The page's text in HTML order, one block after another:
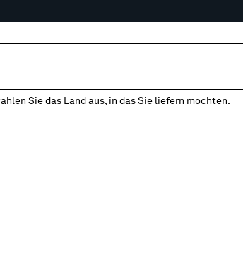
Sie das Land aus, in das Sie liefern möchten.